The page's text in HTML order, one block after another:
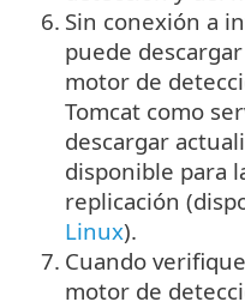
6. Sin conexión a
puede
motor de
Tomcat como
descargar
disponible para
replicación
Linux).
7. Cuando
motor de